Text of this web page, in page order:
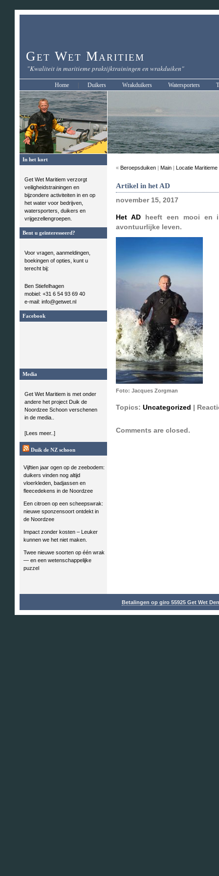
Get Wet Maritiem
"Kwaliteit in maritieme praktijktrainingen en wrakduiken"
Home Duikers Wrakduikers Watersporters
In het kort
Get Wet Maritiem verzorgt
veiligheidstrainingen en
bijzondere activiteiten in en op
het water voor bedrijven,
watersporters, duikers en
vrijgezellengroepen.
Bent u geïnteresseerd?
Voor vragen, aanmeldingen,
boekingen of opties, kunt u
terecht bij:
Ben Stiefelhagen
mobiel: +31 6 54 93 69 40
e-mail: info@getwet.nl
Facebook
Media
Get Wet Maritiem is met onder
andere het project Duik de
Noordzee Schoon verschenen
in de media..
[Lees meer..]
Duik de NZ schoon
Vijftien jaar ogen op de zeebodem:
duikers vinden nog altijd
vloerkleden, badjassen en
fleecedekens in de Noordzee
Een citroen op een scheepswrak:
nieuwe sponzensoort ontdekt in
de Noordzee
Impact zonder kosten – Leuker
kunnen we het niet maken.
Twee nieuwe soorten op één wrak
— en een wetenschappelijke
puzzel
« Beroepsduiken | Main | Locatie
Artikel in het AD
november 15, 2017
Het AD
heeft een mooi en
avontuurlijke leven.
Foto: Jacques Zorgman
Topics: Uncategorized
Comments are closed.
Betalingen op giro 55925 Get Wet